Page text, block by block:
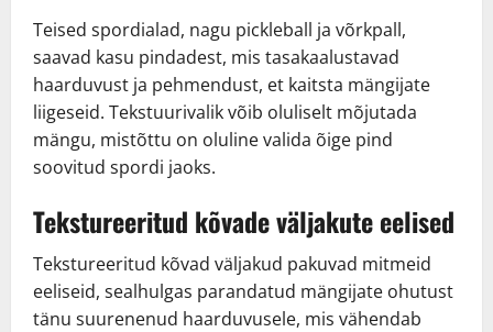
Teised spordialad, nagu pickleball ja võrkpall,
saavad kasu pindadest, mis tasakaalustavad
haarduvust ja pehmendust, et kaitsta mängijate
liigeseid. Tekstuurivalik võib oluliselt mõjutada
mängu, mistõttu on oluline valida õige pind
soovitud spordi jaoks.
Tekstureeritud kõvade väljakute eelised
Tekstureeritud kõvad väljakud pakuvad mitmeid
eeliseid, sealhulgas parandatud mängijate ohutust
tänu suurenenud haarduvusele, mis vähendab